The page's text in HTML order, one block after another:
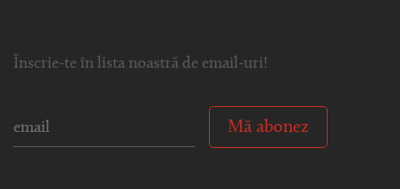
Înscrie-te în lista noastră de email-uri!
Mă abonez